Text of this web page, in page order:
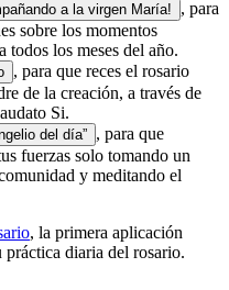
a la virgen María!
, para
sobre los momentos
todos los meses del año.
, para que reces el rosario
de la creación, a través de
Si.
del día” , para que
fuerzas solo tomando un
y meditando el
, la primera aplicación
diaria del rosario.